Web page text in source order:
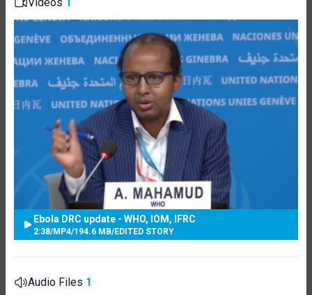
Ebola DRC update - WHO, IOM, IFRC
2:38/MP4/194.6 MB/EDITED STORY
Audio Files 1